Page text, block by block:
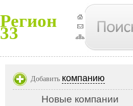
Регион
33
Добавить компанию
Новые компании